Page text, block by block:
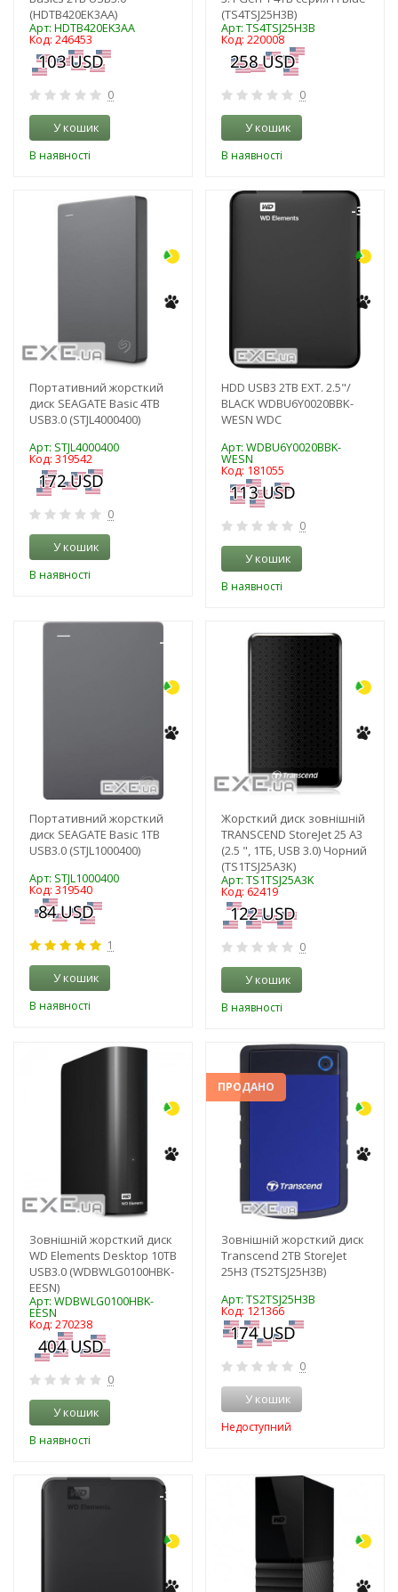
(HDTB420EK3AA)
Арт: HDTB420EK3AA
Код: 246453
0
У кошик
В наявності
(TS4TSJ25H3B)
Арт: TS4TSJ25H3B
Код: 220008
0
У кошик
В наявності
Портативний жорсткий
диск SEAGATE Basic 4TB
USB3.0 (STJL4000400)
Арт: STJL4000400
Код: 319542
0
У кошик
В наявності
-3%
HDD USB3 2TB EXT. 2.5"/
BLACK WDBU6Y0020BBK-
WESN WDC
Арт: WDBU6Y0020BBK-
WESN
Код: 181055
0
У кошик
В наявності
-3%
Портативний жорсткий
диск SEAGATE Basic 1TB
USB3.0 (STJL1000400)
Арт: STJL1000400
Код: 319540
1
У кошик
В наявності
Жорсткий диск зовнішній
TRANSCEND StoreJet 25 A3
(2.5 ", 1ТБ, USB 3.0) Чорний
(TS1TSJ25A3K)
Арт: TS1TSJ25A3K
Код: 62419
0
У кошик
В наявності
Зовнішній жорсткий диск
WD Elements Desktop 10TB
USB3.0 (WDBWLG0100HBK-
EESN)
Арт: WDBWLG0100HBK-
EESN
Код: 270238
0
У кошик
В наявності
ПРОДАНО
Зовнішній жорсткий диск
Transcend 2TB StoreJet
25H3 (TS2TSJ25H3B)
Арт: TS2TSJ25H3B
Код: 121366
0
У кошик
Недоступний
-3%